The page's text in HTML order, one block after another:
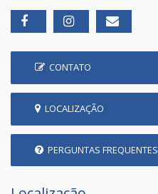
CONTATO
LOCALIZAÇÃO
PERGUNTAS FREQUENTES